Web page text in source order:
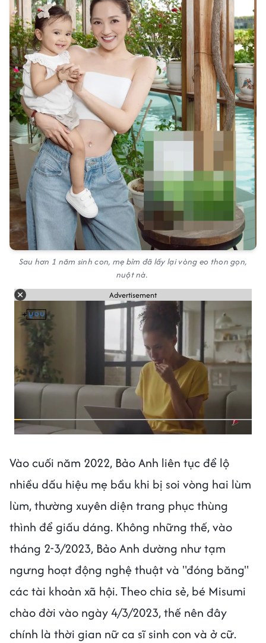
Sau hơn 1 năm sinh con, mẹ bỉm đã lấy lại vòng eo thon gọn,
nuột nà.
Advertisement
Vào cuối năm 2022, Bảo Anh liên tục để lộ
nhiều dấu hiệu mẹ bầu khi bị soi vòng hai lùm
lùm, thường xuyên diện trang phục thùng
thình để giấu dáng. Không những thế, vào
tháng 2-3/2023, Bảo Anh dường như tạm
ngưng hoạt động nghệ thuật và "đóng băng"
các tài khoản xã hội. Theo chia sẻ, bé Misumi
chào đời vào ngày 4/3/2023, thế nên đây
chính là thời gian nữ ca sĩ sinh con và ở cữ.